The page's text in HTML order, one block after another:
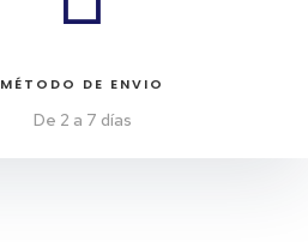
MÉTODO DE ENVIO
De 2 a 7 días